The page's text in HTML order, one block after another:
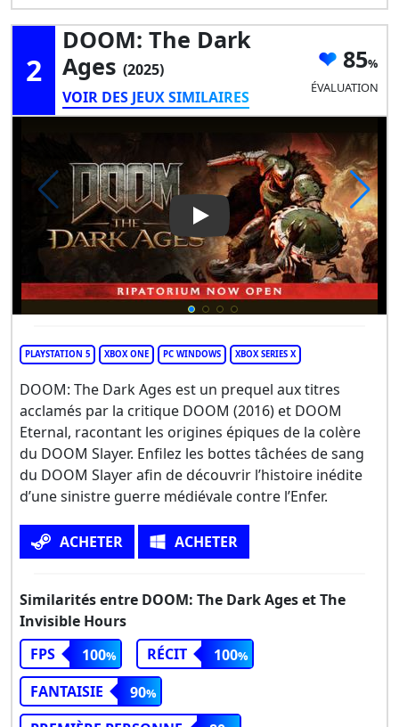
2
DOOM: The Dark
Ages (2025)
VOIR DES JEUX SIMILAIRES
85
ÉVALUATION
Play Video: DOOM: The Dark
PLAYSTATION 5 XBOX ONE PC WINDOWS XBOX SERIES X
DOOM: The Dark Ages est un prequel aux titres
acclamés par la critique DOOM (2016) et DOOM
Eternal, racontant les origines épiques de la colère
du DOOM Slayer. Enfilez les bottes tâchées de sang
du DOOM Slayer afin de découvrir l’histoire inédite
d’une sinistre guerre médiévale contre l’Enfer.
ACHETER ACHETER
Similarités entre DOOM: The Dark Ages et The
Invisible Hours
FPS
100 RÉCIT
100
FANTAISIE
90